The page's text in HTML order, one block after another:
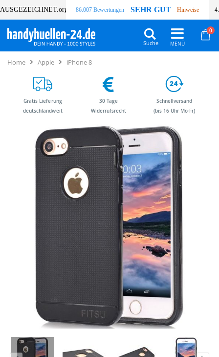
AUSGEZEICHNET.org 86.007 Bewertungen SEHR GUT Hinweise
0
Suche
Home Apple iPhone 8
Bildergalerie
Bildergalerie
Gratis Lieferung
deutschlandweit
30 Tage
Widerrufsrecht
Schnellversand
(bis 16 Uhr Mo-Fr)